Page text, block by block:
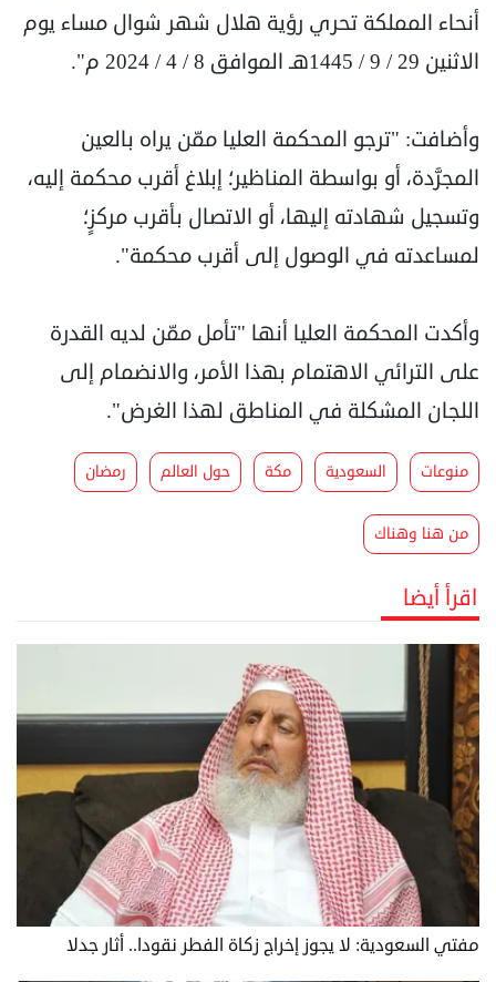
أنحاء المملكة تحري رؤية هلال شهر شوال مساء يوم
الاثنين 29 / 9 / 1445هـ الموافق 8 / 4 / 2024 م".
وأضافت: "ترجو المحكمة العليا ممّن يراه بالعين
المجرَّدة، أو بواسطة المناظير؛ إبلاغ أقرب محكمة إليه،
وتسجيل شهادته إليها، أو الاتصال بأقرب مركزٍ؛
لمساعدته في الوصول إلى أقرب محكمة".
وأكدت المحكمة العليا أنها "تأمل ممّن لديه القدرة
على الترائي الاهتمام بهذا الأمر، والانضمام إلى
اللجان المشكلة في المناطق لهذا الغرض".
منوعات السعودية مكة حول العالم رمضان
من هنا وهناك
اقرأ أيضا
مفتي السعودية: لا يجوز إخراج زكاة الفطر نقودا.. أثار جدلا